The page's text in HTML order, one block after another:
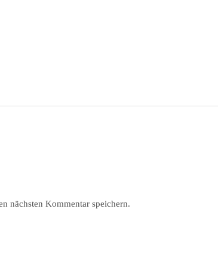
nächsten Kommentar speichern.